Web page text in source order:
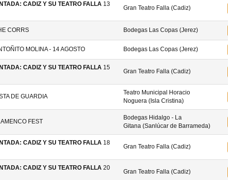
CADIZ Y SU TEATRO FALLA 13
Gran Teatro Falla (Cadiz)
CORRS Bodegas Las Copas (Jerez)
MOLINA - 14 AGOSTO Bodegas Las Copas (Jerez)
CADIZ Y SU TEATRO FALLA 15
Gran Teatro Falla (Cadiz)
DE GUARDIA
Teatro Municipal Horacio
Noguera (Isla Cristina)
FEST
Bodegas Hidalgo - La
Gitana (Sanlúcar de Barrameda)
CADIZ Y SU TEATRO FALLA 18
Gran Teatro Falla (Cadiz)
CADIZ Y SU TEATRO FALLA 20
Gran Teatro Falla (Cadiz)